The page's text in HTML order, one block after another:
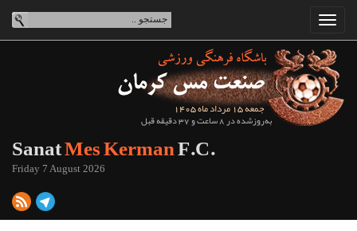
جمعه 15 مرداد ماه 1405
به‌روزشده در 8 ساعت و 37 دقیقه قبل
SanatMes KermanF.C.
Friday 7 August 2026